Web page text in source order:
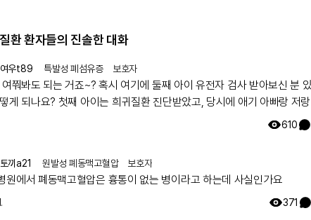
환 환자들의 진솔한 대화
우t89 특발성 폐섬유증 보호자
쭤봐도 되는 거죠~? 혹시 여기에 둘째 아이 유전자 검사 받아보신 분
게 되나요? 첫째 아이는 희귀질환 진단받았고, 당시에 애기 아빠랑 저
데 돌연변이라고 하시더라구요.. 둘째 임신했는데 유전은 안 된다지만
610
끼a21 원발성 폐동맥고혈압 보호자
원에서 폐동맥고혈압은 흉통이 없는 병이라고 하는데 사실인가요
371